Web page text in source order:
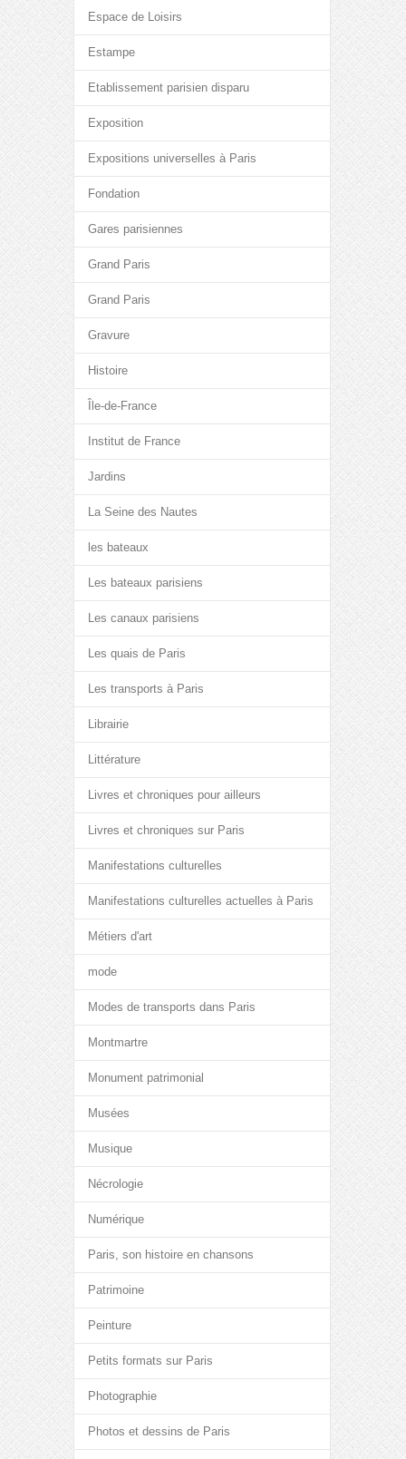
Espace de Loisirs
Estampe
Etablissement parisien disparu
Exposition
Expositions universelles à Paris
Fondation
Gares parisiennes
Grand Paris
Grand Paris
Gravure
Histoire
Île-de-France
Institut de France
Jardins
La Seine des Nautes
les bateaux
Les bateaux parisiens
Les canaux parisiens
Les quais de Paris
Les transports à Paris
Librairie
Littérature
Livres et chroniques pour ailleurs
Livres et chroniques sur Paris
Manifestations culturelles
Manifestations culturelles actuelles à Paris
Métiers d'art
mode
Modes de transports dans Paris
Montmartre
Monument patrimonial
Musées
Musique
Nécrologie
Numérique
Paris, son histoire en chansons
Patrimoine
Peinture
Petits formats sur Paris
Photographie
Photos et dessins de Paris